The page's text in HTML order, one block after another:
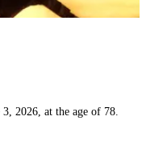
2026, at the age of 78.